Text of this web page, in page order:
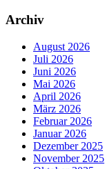
Archiv
August 2026
Juli 2026
Juni 2026
Mai 2026
April 2026
März 2026
Februar 2026
Januar 2026
Dezember 2025
November 2025